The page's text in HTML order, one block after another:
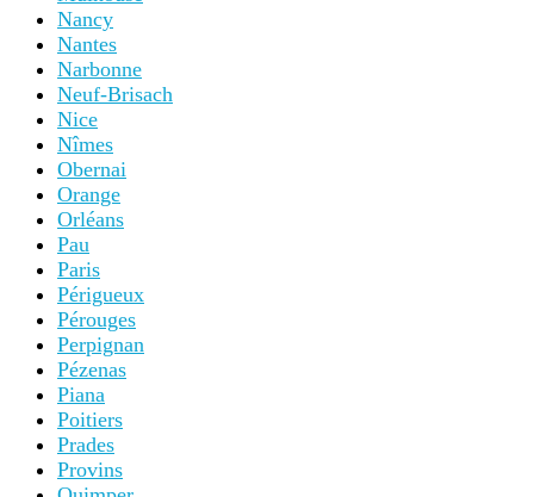
Nancy
Nantes
Narbonne
Neuf-Brisach
Nice
Nîmes
Obernai
Orange
Orléans
Pau
Paris
Périgueux
Pérouges
Perpignan
Pézenas
Piana
Poitiers
Prades
Provins